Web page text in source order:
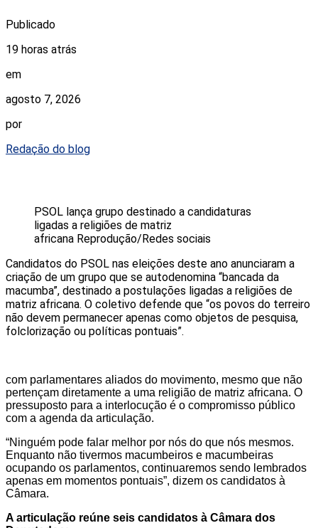
Publicado
19 horas atrás
em
agosto 7, 2026
por
Redação do blog
PSOL lança grupo destinado a candidaturas
ligadas a religiões de matriz
africana Reprodução/Redes sociais
Candidatos do PSOL nas eleições deste ano anunciaram a
criação de um grupo que se autodenomina “bancada da
macumba”, destinado a postulações ligadas a religiões de
matriz africana. O coletivo defende que “os povos do terreiro
não devem permanecer apenas como objetos de pesquisa,
folclorização ou políticas pontuais”.
com parlamentares aliados do movimento, mesmo que não
pertençam diretamente a uma religião de matriz africana. O
pressuposto para a interlocução é o compromisso público
com a agenda da articulação.
“Ninguém pode falar melhor por nós do que nós mesmos.
Enquanto não tivermos macumbeiros e macumbeiras
ocupando os parlamentos, continuaremos sendo lembrados
apenas em momentos pontuais”, dizem os candidatos à
Câmara.
A articulação reúne seis candidatos à Câmara dos